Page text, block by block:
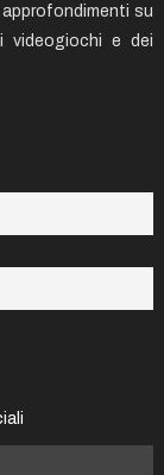
su
videogiochi e dei